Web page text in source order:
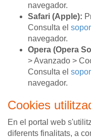
navegador.
Safari (Apple):
Consulta el
navegador.
Opera (Opera
> Avanzado >
Consulta el
navegador.
Cookies
En el portal web
diferents finalitats, a